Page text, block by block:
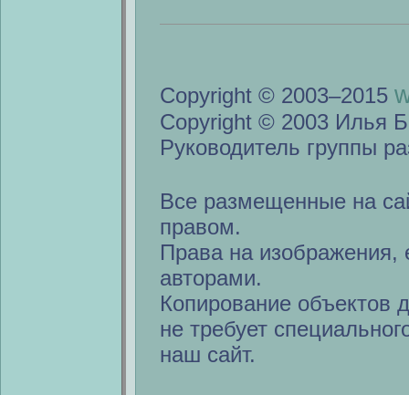
Copyright © 2003–2015
Copyright © 2003 Илья
Руководитель группы
Все размещенные на
правом.
Права на изображения,
авторами.
Копирование объектов
не требует
наш сайт.